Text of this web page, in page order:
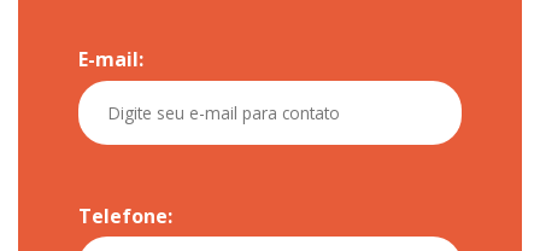
E-mail:
Telefone: